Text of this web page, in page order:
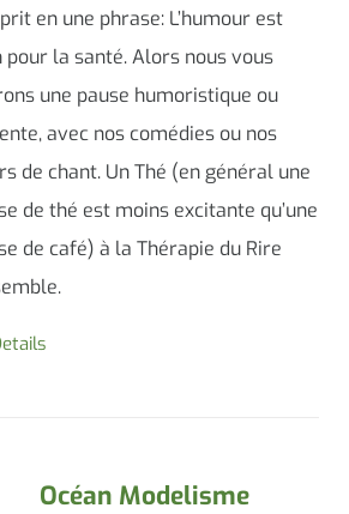
en une phrase: L’humour est
pour la santé. Alors nous vous
une pause humoristique ou
avec nos comédies ou nos
de chant. Un Thé (en général une
de thé est moins excitante qu’une
de café) à la Thérapie du Rire
Océan Modelisme